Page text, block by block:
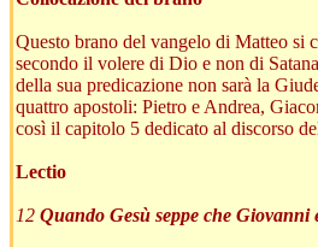
Questo brano del vangelo di Matteo si
secondo il volere di Dio e non di
della sua predicazione non sarà la
quattro apostoli: Pietro e Andrea,
così il capitolo 5 dedicato al discorso
Lectio
12 Quando Gesù seppe che